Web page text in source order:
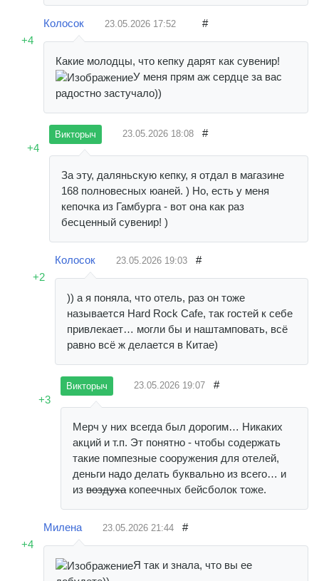
+4
Колосок 23.05.2026 17:52 #
Какие молодцы, что кепку дарят как сувенир!
У меня прям аж сердце за вас
радостно застучало))
+4
Викторыч 23.05.2026 18:08 #
За эту, даляньскую кепку, я отдал в магазине
168 полновесных юаней. ) Но, есть у меня
кепочка из Гамбурга - вот она как раз
бесценный сувенир! )
+2
Колосок 23.05.2026 19:03 #
)) а я поняла, что отель, раз он тоже
называется Hard Rock Cafe, так гостей к себе
привлекает… могли бы и наштамповать, всё
равно всё ж делается в Китае)
+3
Викторыч 23.05.2026 19:07 #
Мерч у них всегда был дорогим… Никаких
акций и т.п. Эт понятно - чтобы содержать
такие помпезные сооружения для отелей,
деньги надо делать буквально из всего… и
из воздуха копеечных бейсболок тоже.
+4
Милена 23.05.2026 21:44 #
Я так и знала, что вы ее